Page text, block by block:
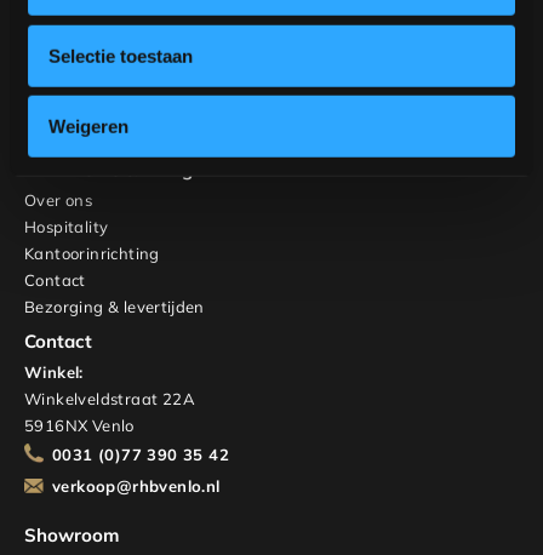
Selectie toestaan
Weigeren
Banken
Stoelen
Maatwerk
Interieuradvies
Over ons
Hospitality
Kantoorinrichting
Contact
Bezorging & levertijden
Contact
Winkel:
Winkelveldstraat 22A
5916NX Venlo
0031 (0)77 390 35 42
verkoop@rhbvenlo.nl
Showroom